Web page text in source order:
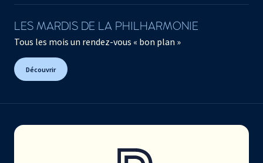
LES MARDIS DE LA PHILHARMONIE
Tous les mois un rendez-vous « bon plan »
Découvrir